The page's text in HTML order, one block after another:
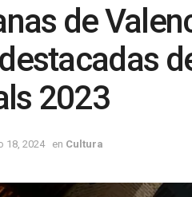
de
2023
18, 2024 en Cultura